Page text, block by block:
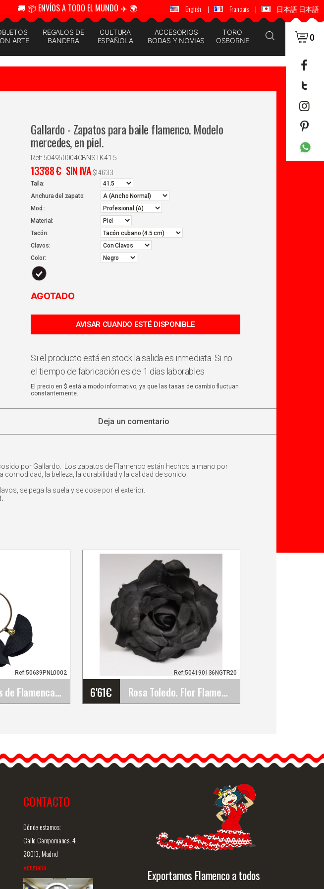
🚚 📦 ENVÍOS A TODO EL MUNDO ✈️ 🌍 🚚 📦 ENVÍOS A TODO EL MUNDO ✈️ 🌍
English | Français | 日本語 日本語
ARTE
REGALOS DE
BANDERA
CULTURA
ESPAÑOLA
ACCESORIOS
BODAS Y NOVIAS
TORO
OSBORNE
0
Gallardo - Zapatos para baile flamenco. Modelo
mercedes, en piel.
Ref: 504950004CBNSTK41.5
133'88€ SIN IVA $146'33
Talla:
Anchura del zapato:
Mod.:
Material:
Tacón:
Clavos:
Color:
AGOTADO
Si el producto está en stock la salida es inmediata. Si no
el tiempo de fabricación es de 1 días laborables
El precio en $ está a modo informativo, ya que las tasas de cambio fluctuan
constantemente.
Deja un comentario
por Gallardo. Los zapatos de Flamenco están hechos a mano por
la belleza, la durabilidad y la calidad de sonido.
se pega la suela y se cose por el exterior.
Pendientes de Flamenca y Fiesta
Ref:50639PNL0002
6'61€ Rosa Toledo. Flor Flamenca Negra TR20. 13cm
Ref:504190136NGTR20
13cm
La rosa negra es una
Vista rápida
CONTACTO
Dónde estamos:
Calle Campomanes, 4,
28013, Madrid
Ver mapa
Exportamos Flamenco a todos